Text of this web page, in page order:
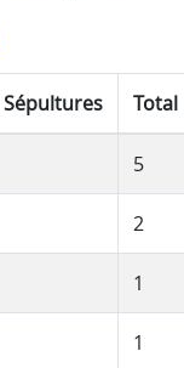
Sépultures Total
5
2
1
1